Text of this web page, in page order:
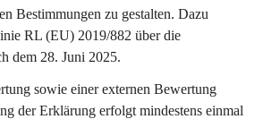
Bestimmungen zu gestalten. Dazu
RL (EU) 2019/882 über die
dem 28. Juni 2025.
sowie einer externen Bewertung
der Erklärung erfolgt mindestens einmal